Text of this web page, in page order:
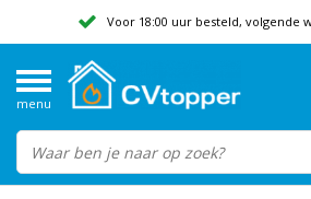
Voor 18:00 uur besteld, volgende
Beoordeeld met een
menu